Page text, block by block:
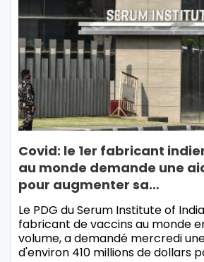
Covid: le 1er fabricant
au monde demande une
pour augmenter sa…
Le PDG du Serum Institute of
fabricant de vaccins au monde
volume, a demandé mercredi
d'environ 410 millions de dollars